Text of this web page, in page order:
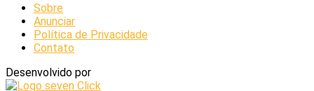
Sobre
Anunciar
Política de Privacidade
Contato
Desenvolvido por